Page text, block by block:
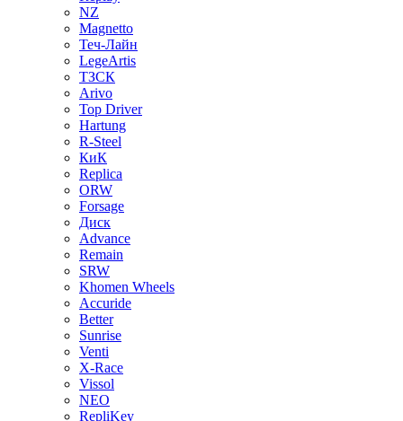
NZ
Magnetto
Теч-Лайн
LegeArtis
ТЗСК
Arivo
Top Driver
Hartung
R-Steel
КиК
Replica
ORW
Forsage
Диск
Advance
Remain
SRW
Khomen Wheels
Accuride
Better
Sunrise
Venti
X-Race
Vissol
NEO
RepliKey